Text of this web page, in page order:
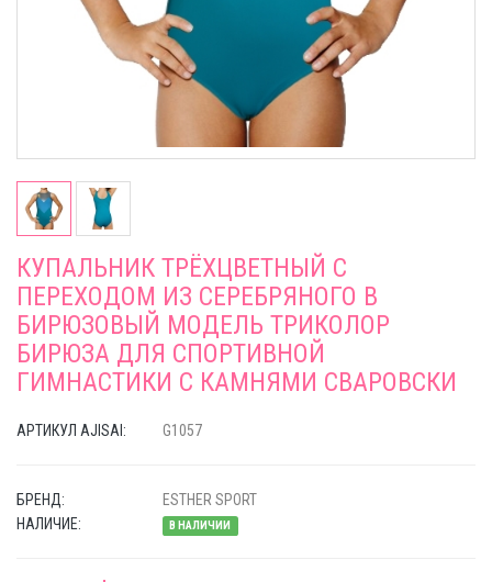
КУПАЛЬНИК ТРЁХЦВЕТНЫЙ С
ПЕРЕХОДОМ ИЗ СЕРЕБРЯНОГО В
БИРЮЗОВЫЙ МОДЕЛЬ ТРИКОЛОР
БИРЮЗА ДЛЯ СПОРТИВНОЙ
ГИМНАСТИКИ С КАМНЯМИ СВАРОВСКИ
АРТИКУЛ AJISAI: G1057
БРЕНД:
ESTHER SPORT
НАЛИЧИЕ:
В НАЛИЧИИ